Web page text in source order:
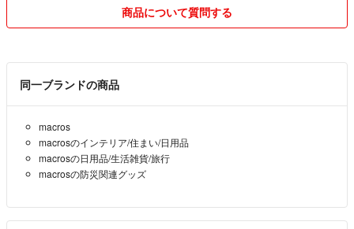
商品について質問する
同一ブランドの商品
macros
macrosのインテリア/住まい/日用品
macrosの日用品/生活雑貨/旅行
macrosの防災関連グッズ